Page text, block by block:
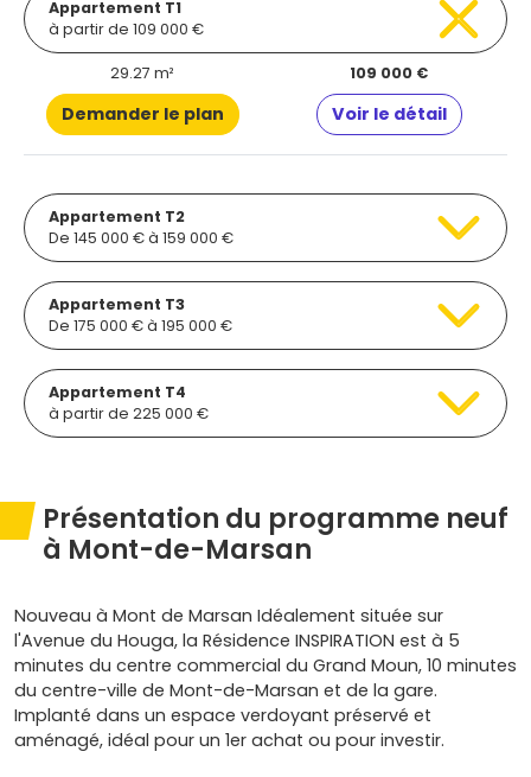
Appartement T1
à partir de 109 000 €
29.27 m² 109 000 €
Demander le plan Voir le détail
Appartement T2
De 145 000 € à 159 000 €
Appartement T3
De 175 000 € à 195 000 €
Appartement T4
à partir de 225 000 €
Présentation du programme neuf
à Mont-de-Marsan
Nouveau à Mont de Marsan Idéalement située sur
l'Avenue du Houga, la Résidence INSPIRATION est à 5
minutes du centre commercial du Grand Moun, 10 minutes
du centre-ville de Mont-de-Marsan et de la gare.
Implanté dans un espace verdoyant préservé et
aménagé, idéal pour un 1er achat ou pour investir.